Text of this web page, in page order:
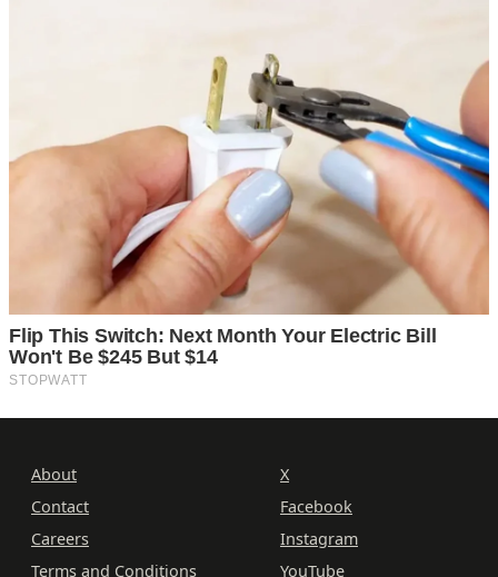
About
Contact
Careers
Terms and Conditions
X
Facebook
Instagram
YouTube